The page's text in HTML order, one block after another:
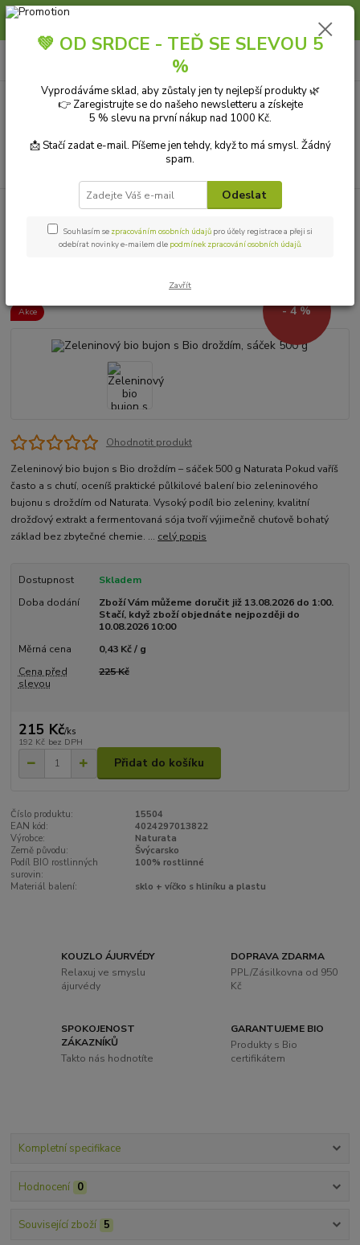
Slunce, koupání a horko dávají vlasům zabrat. Dopřejte jim šetrnou péči s
CZK
ZDRAVÁ VÝŽIVA Vaření a pečení
Bujóny a vývary
Zeleninový bio bujon s Bio
droždím, sáček 500 g
Akce - 4 %
Ohodnotit produkt
Zeleninový bio bujon s Bio droždím – sáček 500 g Naturata Pokud vaříš
často a s chutí, oceníš praktické půlkilové balení bio zeleninového
bujonu s droždím od Naturata. Vysoký podíl bio zeleniny, kvalitní
drožďový extrakt a fermentovaná sója tvoří výjimečně chuťově bohatý
základ bez zbytečné chemie. ... celý popis
Dostupnost
Skladem
Doba dodání
Zboží Vám můžeme doručit již 13.08.2026 do 1:00.
Stačí, když zboží objednáte nejpozději do
10.08.2026 10:00
Měrná cena
0,43 Kč / g
Cena před
slevou
225 Kč
215 Kč/ks
192 Kč bez DPH
Přidat do košíku
Číslo produktu:
15504
EAN kód:
4024297013822
Výrobce:
Naturata
Země původu:
Švýcarsko
Podíl BIO rostlinných
surovin:
100% rostlinné
Materiál balení:
sklo + víčko s hliníku a plastu
KOUZLO ÁJURVÉDY
Relaxuj ve smyslu
ájurvédy
DOPRAVA ZDARMA
PPL/Zásilkovna od 950
Kč
SPOKOJENOST
ZÁKAZNÍKŮ
Takto nás hodnotíte
GARANTUJEME BIO
Produkty s Bio
certifikátem
Kompletní specifikace
Hodnocení 0
Související zboží 5
💚 OD SRDCE - TEĎ SE SLEVOU 5
%
Vyprodáváme sklad, aby zůstaly jen ty nejlepší produkty 🌿
👉 Zaregistrujte se do našeho newsletteru a získejte
5 % slevu na první nákup nad 1000 Kč.
📩 Stačí zadat e-mail. Píšeme jen tehdy, když to má smysl. Žádný
spam.
Odeslat
Souhlasím se zpracováním osobních údajů pro účely registrace a přeji si
odebírat novinky e-mailem dle podmínek zpracování osobních údajů.
Zavřít